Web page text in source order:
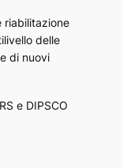
riabilitazione
delle
di nuovi
e DIPSCO